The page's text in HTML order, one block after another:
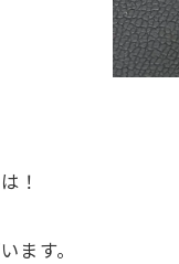
！
ます。